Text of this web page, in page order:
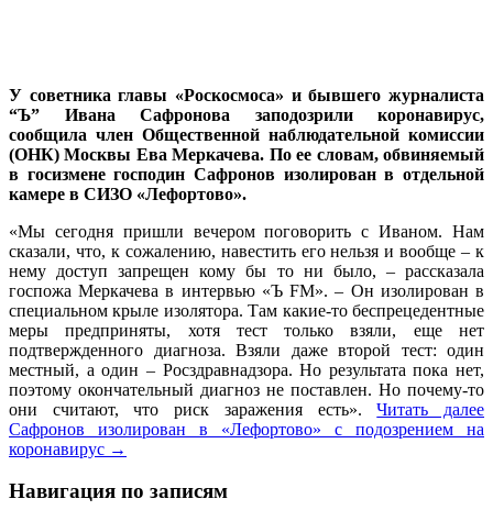
У советника главы «Роскосмоса» и бывшего журналиста
“Ъ” Ивана Сафронова заподозрили коронавирус,
сообщила член Общественной наблюдательной комиссии
(ОНК) Москвы Ева Меркачева. По ее словам, обвиняемый
в госизмене господин Сафронов изолирован в отдельной
камере в СИЗО «Лефортово».
«Мы сегодня пришли вечером поговорить с Иваном. Нам
сказали, что, к сожалению, навестить его нельзя и вообще – к
нему доступ запрещен кому бы то ни было, – рассказала
госпожа Меркачева в интервью «Ъ FM». – Он изолирован в
специальном крыле изолятора. Там какие-то беспрецедентные
меры предприняты, хотя тест только взяли, еще нет
подтвержденного диагноза. Взяли даже второй тест: один
местный, а один – Росздравнадзора. Но результата пока нет,
поэтому окончательный диагноз не поставлен. Но почему-то
они считают, что риск заражения есть».Читать далее
Сафронов изолирован в «Лефортово» с подозрением на
коронавирус →
Навигация по записям